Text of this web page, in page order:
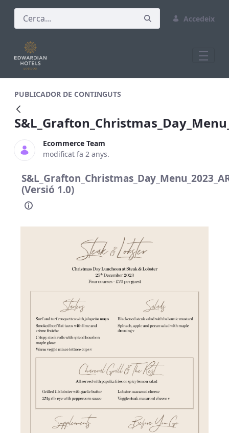
Accedeix
PUBLICADOR DE CONTINGUTS
Ecommerce Team
modificat fa 2 anys.
(Versió 1.0)